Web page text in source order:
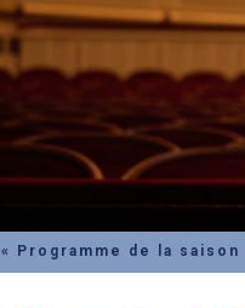
« Programme de la saison